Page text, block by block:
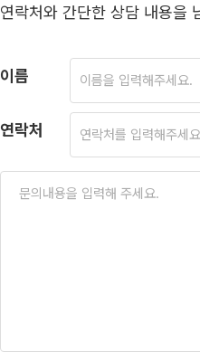
연락처와 간단한 상담 내용을
이름
연락처